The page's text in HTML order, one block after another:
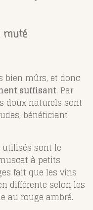
muté
bien mûrs, et donc
suffisant. Par
doux naturels sont
bénéficiant
utilisés sont le
à petits
fait que les vins
différente selon les
au rouge ambré.